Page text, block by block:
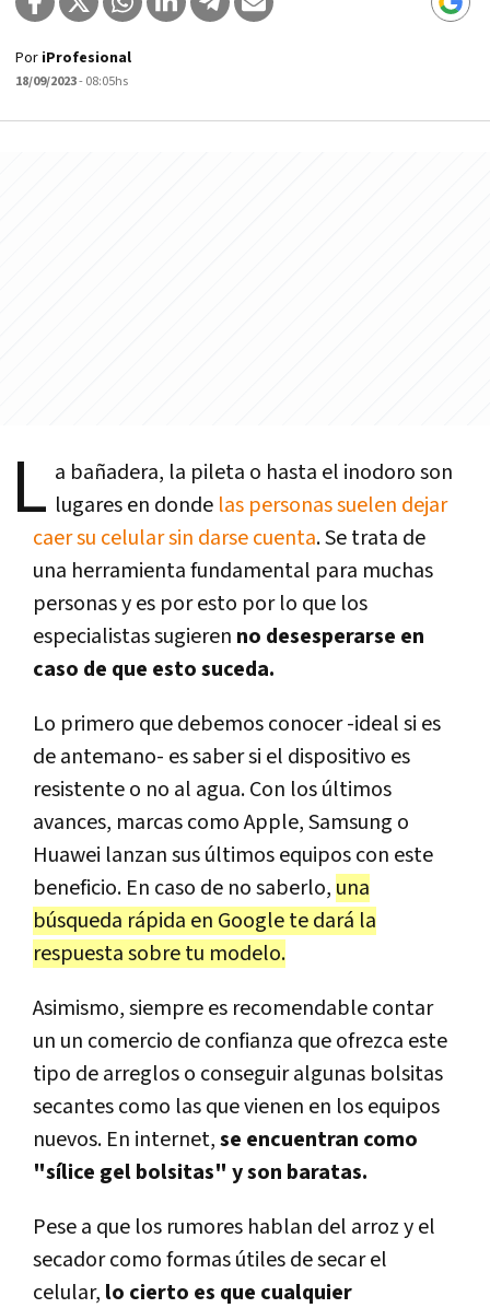
Por iProfesional
18/09/2023- 08:05hs
L a bañadera, la pileta o hasta el inodoro son
lugares en donde las personas suelen dejar
caer su celular sin darse cuenta. Se trata de
una herramienta fundamental para muchas
personas y es por esto por lo que los
especialistas sugieren no desesperarse en
caso de que esto suceda.
Lo primero que debemos conocer -ideal si es
de antemano- es saber si el dispositivo es
resistente o no al agua. Con los últimos
avances, marcas como Apple, Samsung o
Huawei lanzan sus últimos equipos con este
beneficio. En caso de no saberlo, una
búsqueda rápida en Google te dará la
respuesta sobre tu modelo.
Asimismo, siempre es recomendable contar
un un comercio de confianza que ofrezca este
tipo de arreglos o conseguir algunas bolsitas
secantes como las que vienen en los equipos
nuevos. En internet,se encuentran como
"sílice gel bolsitas" y son baratas.
Pese a que los rumores hablan del arroz y el
secador como formas útiles de secar el
celular, lo cierto es que cualquier